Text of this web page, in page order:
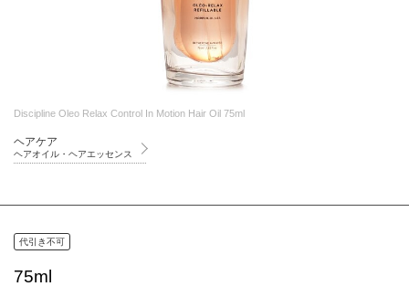
Discipline Oleo Relax Control In Motion Hair Oil 75ml
ヘアケア
ヘアオイル・ヘアエッセンス
代引き不可
75ml